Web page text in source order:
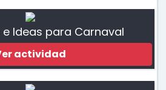
Ideas para Carnaval
actividad